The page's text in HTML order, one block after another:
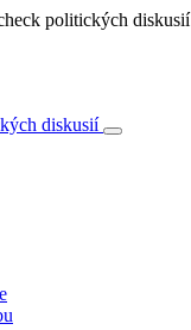
politických diskusií
diskusií